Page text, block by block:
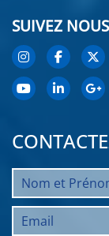
SUIVEZ NOUS